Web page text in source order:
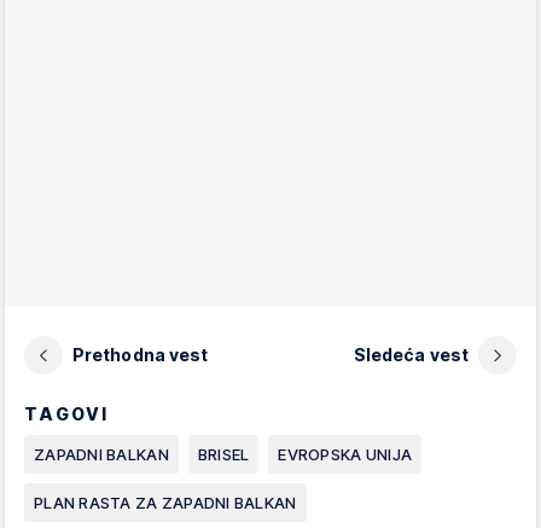
Prethodna vest Sledeća vest
TAGOVI
ZAPADNI BALKAN BRISEL EVROPSKA UNIJA
PLAN RASTA ZA ZAPADNI BALKAN